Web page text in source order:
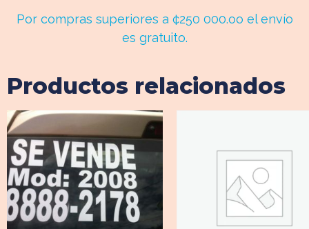
Por compras superiores a ¢250 000.oo el envío
es gratuito.
Productos relacionados